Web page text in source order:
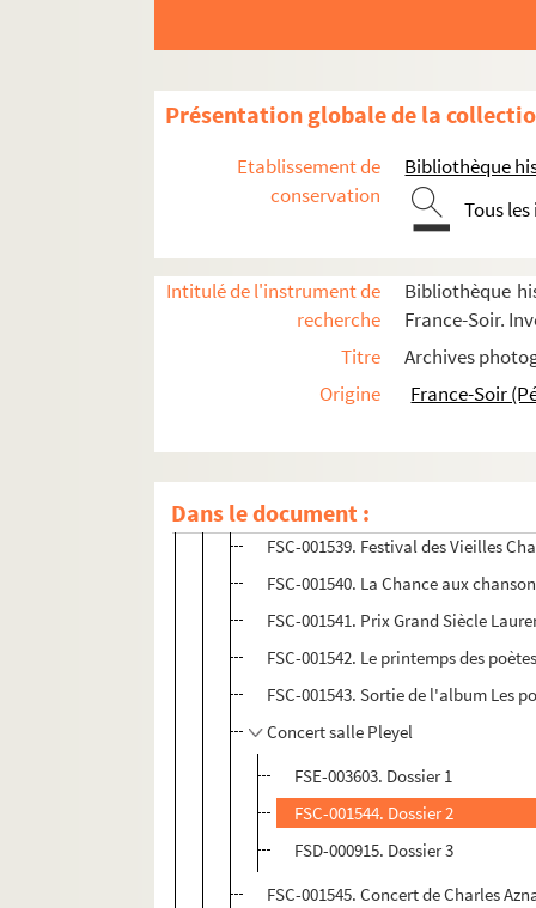
Présentation globale de la
Etablissement de
conservation
Bibliothèque
Tous
Intitulé de l'instrument de
recherche
Bibliothèque
France-Soir.
Titre
Archives
Origine
France-Soir
Dans le document :
Vie publique (années 1990-2000)
FSD-000909. Festival de Cannes
FSD-000911. 100 ans de l'Olympia
FSD-000912. Décoré à la SACEM
Concert à l'Opéra Bastille pour
FSD-000914. Enregistrement à la
FSC-001535. Son 82e anniversaire
FSE-003602. Récital
FSC-001538. Légion d'Honneur
FSC-001539. Festival des Vieilles
FSC-001540. La Chance aux
FSC-001541. Prix Grand Siècle
FSC-001542. Le printemps des
FSC-001543. Sortie de l'album Les
Concert salle Pleyel
FSE-003603. Dossier 1
FSC-001544. Dossier 2
FSD-000915. Dossier 3
FSC-001545. Concert de Charles